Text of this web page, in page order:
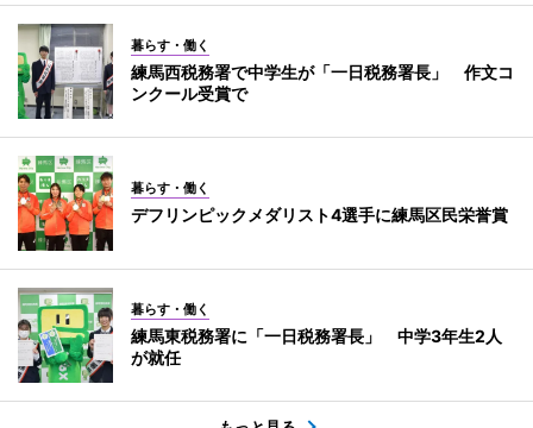
暮らす・働く
練馬西税務署で中学生が「一日税務署長」 作文コ
ンクール受賞で
暮らす・働く
デフリンピックメダリスト4選手に練馬区民栄誉賞
暮らす・働く
練馬東税務署に「一日税務署長」 中学3年生2人
が就任